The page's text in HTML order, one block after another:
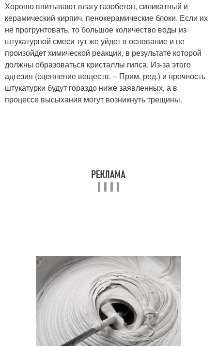
Хорошо впитывают влагу газобетон, силикатный и
керамический кирпич, пенокерамические блоки. Если их
не прогрунтовать, то большое количество воды из
штукатурной смеси тут же уйдет в основание и не
произойдет химической реакции, в результате которой
должны образоваться кристаллы гипса. Из-за этого
адгезия (сцепление веществ. – Прим. ред.) и прочность
штукатурки будут гораздо ниже заявленных, а в
процессе высыхания могут возникнуть трещины.